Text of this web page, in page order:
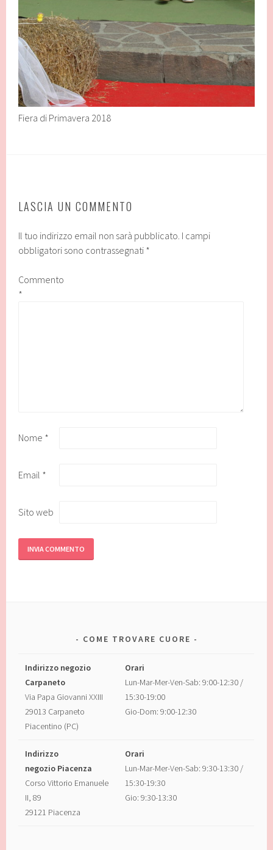
Fiera di Primavera 2018
LASCIA UN COMMENTO
Il tuo indirizzo email non sarà pubblicato. I campi
obbligatori sono contrassegnati *
Commento
*
Nome *
Email *
Sito web
COME TROVARE CUORE
Indirizzo negozio
Carpaneto
Via Papa Giovanni XXIII
29013 Carpaneto
Piacentino (PC)
Orari
Lun-Mar-Mer-Ven-Sab: 9:00-12:30 /
15:30-19:00
Gio-Dom: 9:00-12:30
Indirizzo
negozio Piacenza
Corso Vittorio Emanuele
II, 89
29121 Piacenza
Orari
Lun-Mar-Mer-Ven-Sab: 9:30-13:30 /
15:30-19:30
Gio: 9:30-13:30